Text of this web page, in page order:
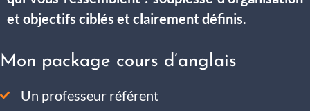
et objectifs ciblés et clairement définis.
Mon package cours d’anglais
Un professeur référent